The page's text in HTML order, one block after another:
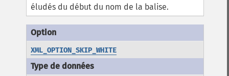
éludés du début du nom de la balise.
XML_OPTION_SKIP_WHITE